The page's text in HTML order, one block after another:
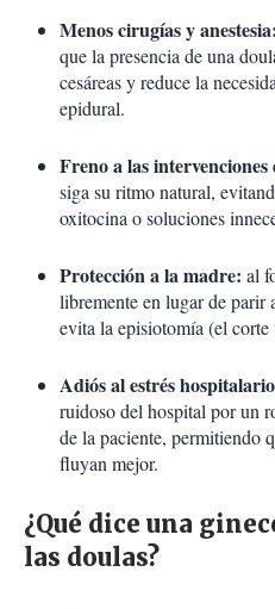
Menos cirugías y anestesia:
que la presencia de una
cesáreas y reduce la
epidural.
Freno a las
siga su ritmo natural,
oxitocina o soluciones
Protección a la madre: al
libremente en lugar de parir
evita la episiotomía (el
Adiós al estrés
ruidoso del hospital por un
de la paciente, permitiendo
fluyan mejor.
¿Qué dice una
las doulas?